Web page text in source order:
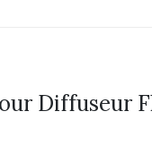
Diffuseur